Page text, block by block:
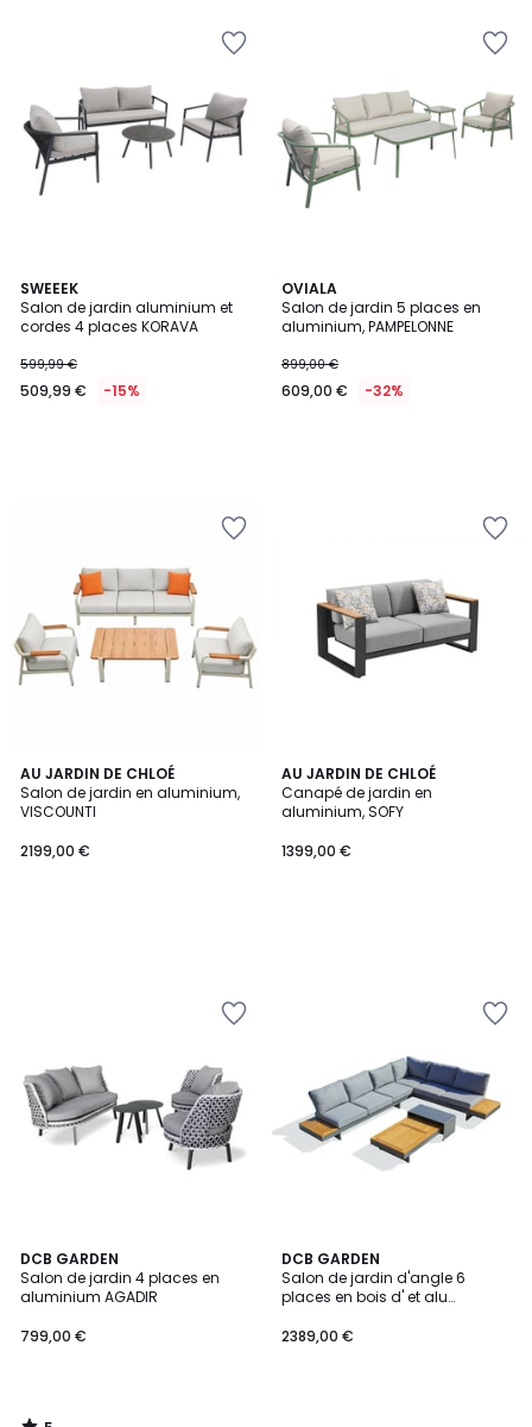
SWEEEK
Salon de jardin aluminium et
cordes 4 places KORAVA
599,99 €
509,99 € -15%
OVIALA
Salon de jardin 5 places en
aluminium, PAMPELONNE
899,00 €
609,00 € -32%
AU JARDIN DE CHLOÉ
Salon de jardin en aluminium,
VISCOUNTI
2199,00 €
AU JARDIN DE CHLOÉ
Canapé de jardin en
aluminium, SOFY
1399,00 €
DCB GARDEN
Salon de jardin 4 places en
aluminium AGADIR
799,00 €
5
/
5
DCB GARDEN
Salon de jardin d'angle 6
places en bois d' et alu
2389,00 €